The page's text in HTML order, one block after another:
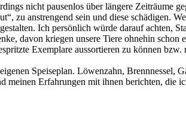
nicht pausenlos über längere Zeiträume
zu anstrengend sein und diese schädigen.
Ich persönlich würde darauf achten,
davon kriegen unsere Tiere ohnehin schon
Exemplare aussortieren zu können
Speiseplan. Löwenzahn, Brennnessel,
Erfahrungen mit ihnen berichten, die